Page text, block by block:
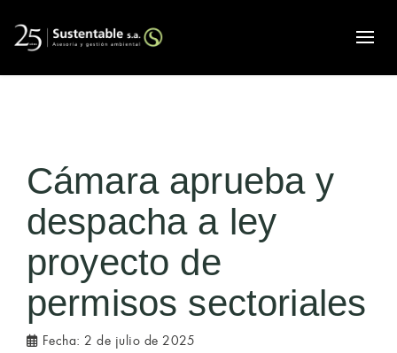
Cámara aprueba y
despacha a ley
proyecto de
permisos sectoriales
Fecha: 2 de julio de 2025